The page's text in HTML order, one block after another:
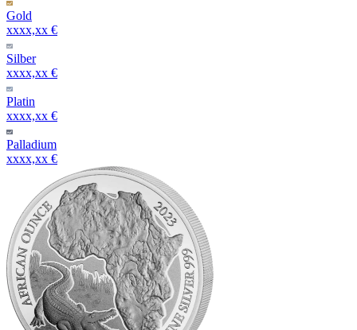
Gold
xxxx,xx €
Silber
xxxx,xx €
Platin
xxxx,xx €
Palladium
xxxx,xx €